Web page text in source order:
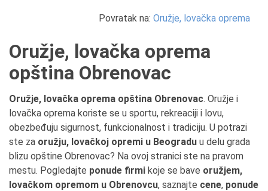
Povratak na: Oružje, lovačka oprema
Oružje, lovačka oprema
opština Obrenovac
Oružje, lovačka oprema opština Obrenovac. Oružje i
lovačka oprema koriste se u sportu, rekreaciji i lovu,
obezbeđuju sigurnost, funkcionalnost i tradiciju. U potrazi
ste za oružju, lovačkoj opremi u Beogradu u delu grada
blizu opštine Obrenovac? Na ovoj stranici ste na pravom
mestu. Pogledajte ponude firmi koje se bave oružjem,
lovačkom opremom u Obrenovcu, saznajte cene, ponude